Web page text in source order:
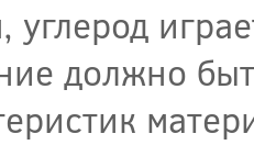
углерод
должно